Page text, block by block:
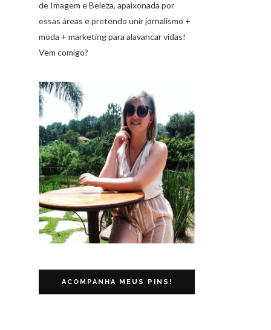
de Imagem e Beleza, apaixonada por
essas áreas e pretendo unir jornalismo +
moda + marketing para alavancar vidas!
Vem comigo?
ACOMPANHA MEUS PINS!